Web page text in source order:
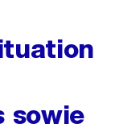
sowie